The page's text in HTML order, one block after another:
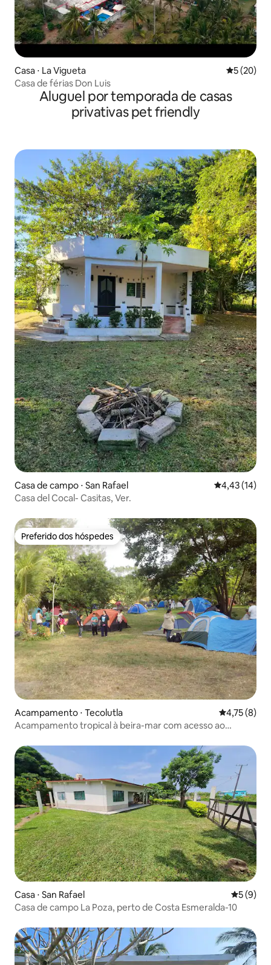
Casa ⋅ La Vigueta 5 de uma
5 (20)
Casa de férias Don Luis
Aluguel por temporada de casas
privativas pet friendly
Casa de campo ⋅ San Rafael 4,43 de uma
4,43 (14)
Casa del Cocal- Casitas, Ver.
Preferido dos hóspedes
Preferido dos hóspedes
Acampamento ⋅ Tecolutla 4,75 de
4,75 (8)
Acampamento tropical à beira-mar com acesso ao
Casa ⋅ San Rafael 5 de
5 (9)
Casa de campo La Poza, perto de Costa Esmeralda-10